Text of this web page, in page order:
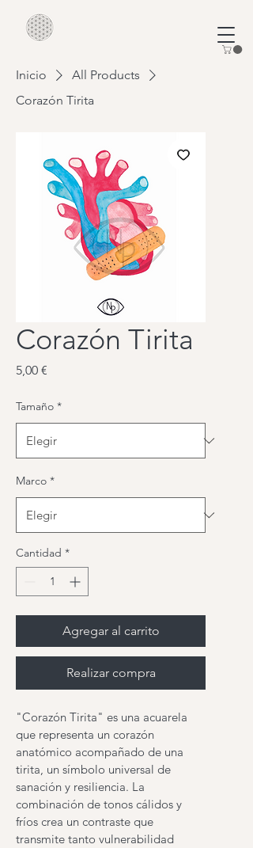
Inicio
All Products
Corazón Tirita
Corazón Tirita
5,00 €
Tamaño *
Marco *
Cantidad *
Agregar al carrito
Realizar compra
"Corazón Tirita" es una acuarela
que representa un corazón
anatómico acompañado de una
tirita, un símbolo universal de
sanación y resiliencia. La
combinación de tonos cálidos y
fríos crea un contraste que
transmite tanto vulnerabilidad